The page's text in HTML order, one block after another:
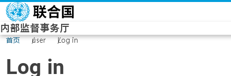
Skip to main content
内部监督事务厅
首页 user Log in
Log in